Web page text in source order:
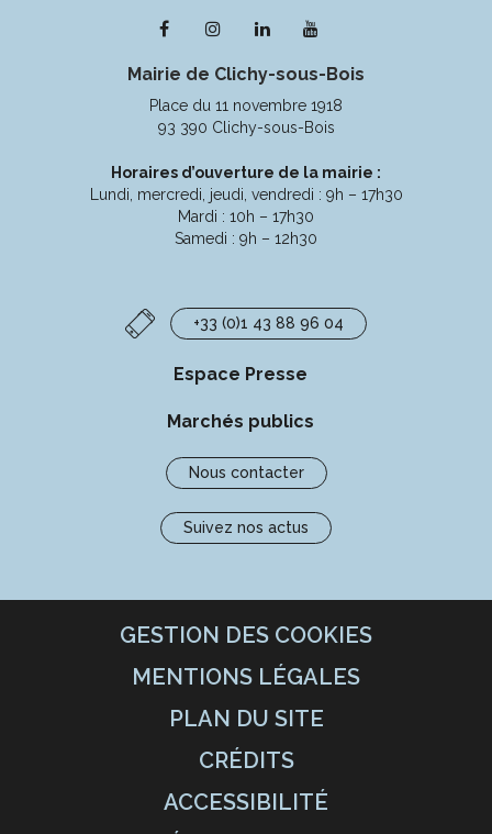
Lien
le
compte
Facebook
Lien
le
compte
Instagram
Lien
le
compte
Linkedin
la
chaîne
Youtube
Mairie de Clichy-sous-Bois
Place du 11 novembre 1918
93 390 Clichy-sous-Bois
Horaires d’ouverture de la mairie :
Lundi, mercredi, jeudi, vendredi : 9h – 17h30
Mardi : 10h – 17h30
Samedi : 9h – 12h30
+33 (0)1 43 88 96 04
Espace Presse
Marchés publics
Nous contacter
Suivez nos actus
GESTION DES COOKIES
MENTIONS LÉGALES
PLAN DU SITE
CRÉDITS
ACCESSIBILITÉ